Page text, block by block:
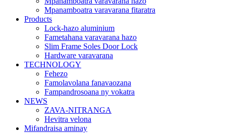
Mpanamboatra varavarana fitaratra
Products
Lock-hazo aluminium
Fametahana varavarana hazo
Slim Frame Soles Door Lock
Hardware varavarana
TECHNOLOGY
Fehezo
Famolavolana fanavaozana
Fampandrosoana ny vokatra
NEWS
ZAVA-NITRANGA
Hevitra velona
Mifandraisa aminay